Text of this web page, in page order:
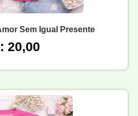
Sem Igual Presente
20,00